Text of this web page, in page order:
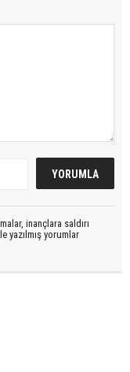
inançlara saldırı
yazılmış yorumlar